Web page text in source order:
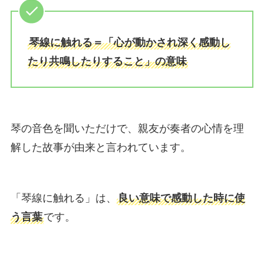
琴線に触れる＝「心が動かされ深く感動し
たり共鳴したりすること」の意味
琴の音色を聞いただけで、親友が奏者の心情を理
解した故事が由来と言われています。
「琴線に触れる」は、 良い意味で感動した時に使
う言葉です。